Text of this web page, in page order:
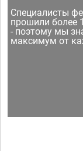
Специалисты
прошили более
- поэтому мы
максимум от